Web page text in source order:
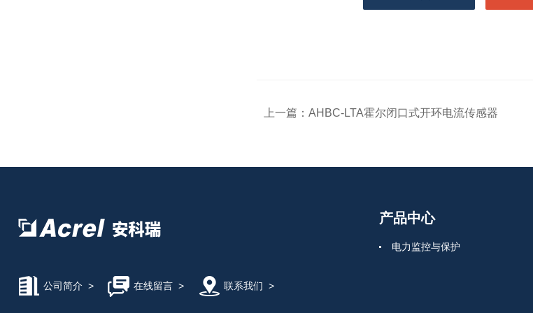
上一篇： AHBC-LTA霍尔闭口式开环电流传感器
公司简介 > 在线留言> 联系我们 >
产品中心
电力监控与保护